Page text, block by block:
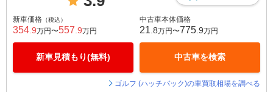
新車価格 （税込）
354 .9万円〜557 .9万円
新車見積もり(無料)
中古車本体価格
21 .8万円〜775 .9万円
中古車を検索
ゴルフ (ハッチバック)の車買取相場を調べる